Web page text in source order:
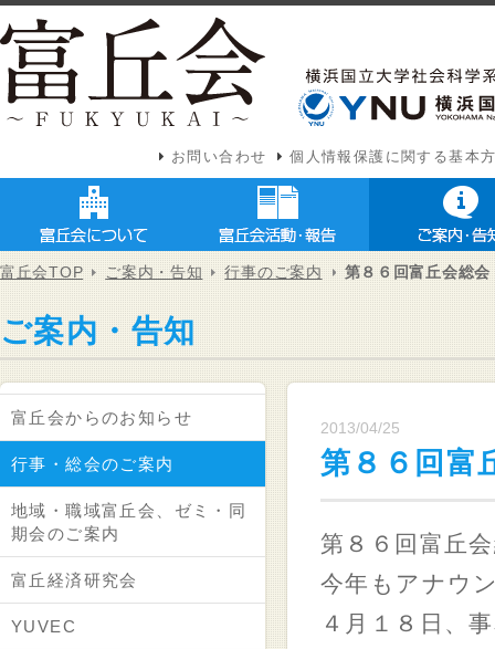
お問い合わせ 個人情報保護に関する基本
富丘会TOP ご案内・告知 行事のご案内 第８６回富丘会総
ご案内・告知
富丘会からのお知らせ
行事・総会のご案内
地域・職域富丘会、ゼミ・同
期会のご案内
富丘経済研究会
YUVEC
2013/04/25
第８６回富
第８６回富丘
今年もアナウ
４月１８日、